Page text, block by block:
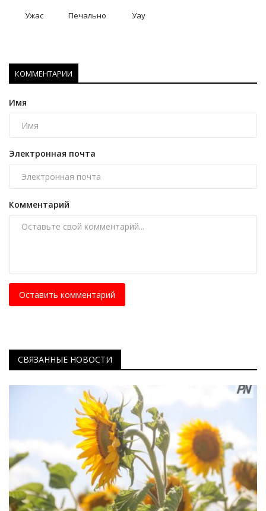
Ужас Печально Уау
КОММЕНТАРИИ
Имя
Электронная почта
Комментарий
Оставить комментарий
СВЯЗАННЫЕ НОВОСТИ